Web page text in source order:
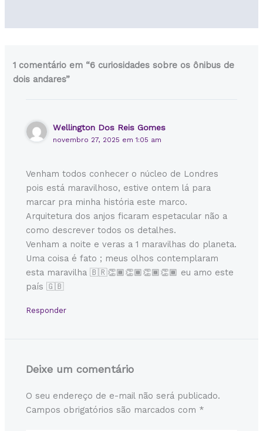
1 comentário em “6 curiosidades sobre os ônibus de
dois andares”
Wellington Dos Reis Gomes
novembro 27, 2025 em 1:05 am
Venham todos conhecer o núcleo de Londres
pois está maravilhoso, estive ontem lá para
marcar pra minha história este marco.
Arquitetura dos anjos ficaram espetacular não a
como descrever todos os detalhes.
Venham a noite e veras a 1 maravilhas do planeta.
Uma coisa é fato ; meus olhos contemplaram
esta maravilha 🇧🇷👏🏾👏🏾👏🏾👏🏾 eu amo este
país 🇬🇧
Responder
Deixe um comentário
O seu endereço de e-mail não será publicado.
Campos obrigatórios são marcados com *